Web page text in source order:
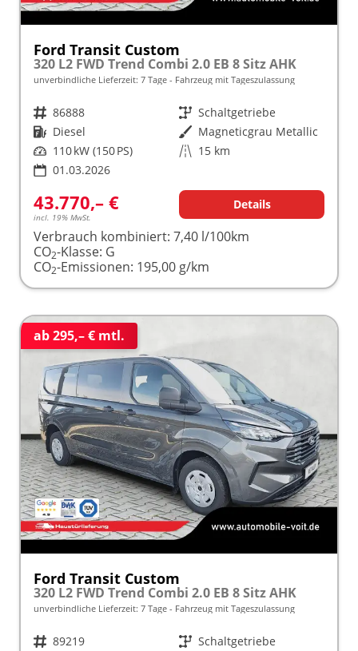
Ford Transit Custom
320 L2 FWD Trend Combi 2.0 EB 8 Sitz AHK
unverbindliche Lieferzeit: 7 Tage Fahrzeug mit Tageszulassung
Fahrzeugnr. 86888 Getriebe Schaltgetriebe
Kraftstoff Diesel Außenfarbe Magneticgrau Metallic
Leistung 110 kW (150 PS) Kilometerstand 15 km
01.03.2026
43.770,– €
incl. 19% MwSt.
Details
Verbrauch kombiniert: 7,40 l/100km
CO2-Klasse: G
CO2-Emissionen: 195,00 g/km
ab 295,– € mtl.
Ford Transit Custom
320 L2 FWD Trend Combi 2.0 EB 8 Sitz AHK
unverbindliche Lieferzeit: 7 Tage Fahrzeug mit Tageszulassung
Fahrzeugnr. 89219 Getriebe Schaltgetriebe